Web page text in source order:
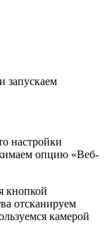
запускаем
настройки
опцию «Веб-
кнопкой
отсканируем
камерой